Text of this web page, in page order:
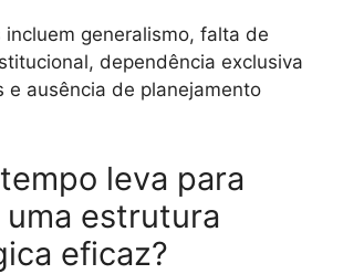
incluem generalismo, falta de
dependência exclusiva
e ausência de planejamento
leva para
estrutura
eficaz?